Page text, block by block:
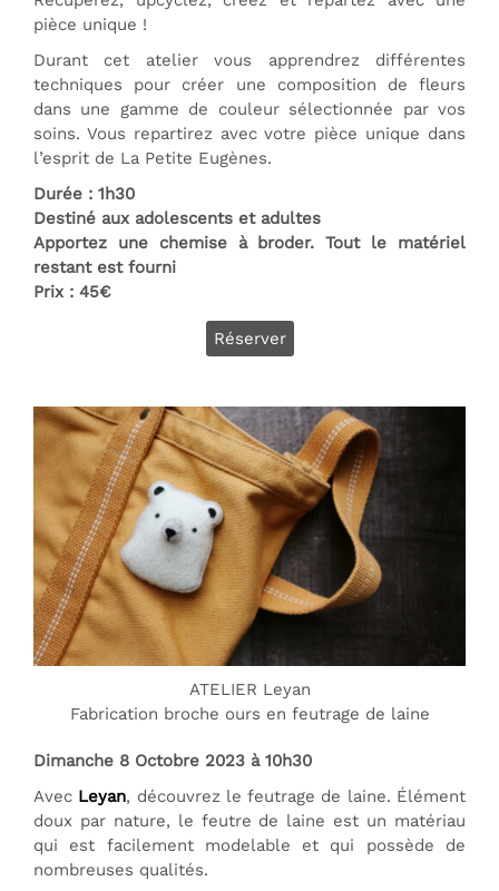
pièce unique !
Durant cet atelier vous apprendrez différentes
techniques pour créer une composition de fleurs
dans une gamme de couleur sélectionnée par vos
soins. Vous repartirez avec votre pièce unique dans
l’esprit de La Petite Eugènes.
Durée : 1h30
Destiné aux adolescents et adultes
Apportez une chemise à broder. Tout le matériel
restant est fourni
Prix : 45€
Réserver
ATELIER Leyan
Fabrication broche ours en feutrage de laine
Dimanche 8 Octobre 2023 à 10h30
Avec Leyan, découvrez le feutrage de laine. Élément
doux par nature, le feutre de laine est un matériau
qui est facilement modelable et qui possède de
nombreuses qualités.